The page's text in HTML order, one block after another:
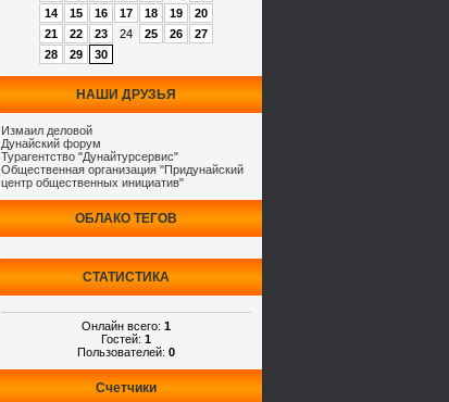
14
15 16 17 18 19
20
21
22 23 24 25 26
27
28
29 30
НАШИ ДРУЗЬЯ
Измаил деловой
Дунайский форум
Турагентство "Дунайтурсервис"
Общественная организация "Придунайский
центр общественных инициатив"
ОБЛАКО ТЕГОВ
СТАТИСТИКА
Онлайн всего: 1
Гостей: 1
Пользователей: 0
Счетчики